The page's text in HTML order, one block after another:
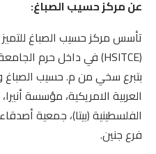
عن مركز حسيب الصباغ:
تأسس مركز حسيب الصباغ للتميز
بتبرع سخي من م. حسيب
العربية الامريكية، مؤسسة
الفلسطينية (بيتا)، جمعية
فرع جنين.